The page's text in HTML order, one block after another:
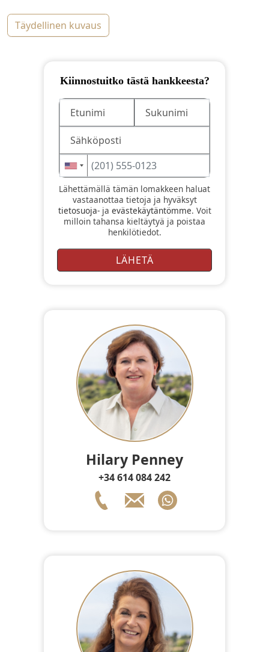
täydellinen kuvaus
Kiinnostuitko tästä hankkeesta?
Lähettämällä tämän lomakkeen haluat
vastaanottaa tietoja ja hyväksyt
tietosuoja-ja evästekäytäntömme. Voit
milloin tahansa kieltäytyä ja poistaa
henkilötiedot.
Hilary Penney
+34 614 084 242